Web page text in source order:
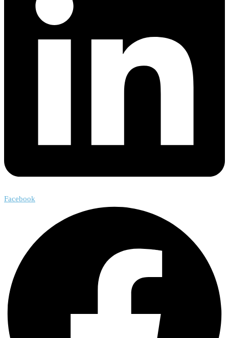
Facebook